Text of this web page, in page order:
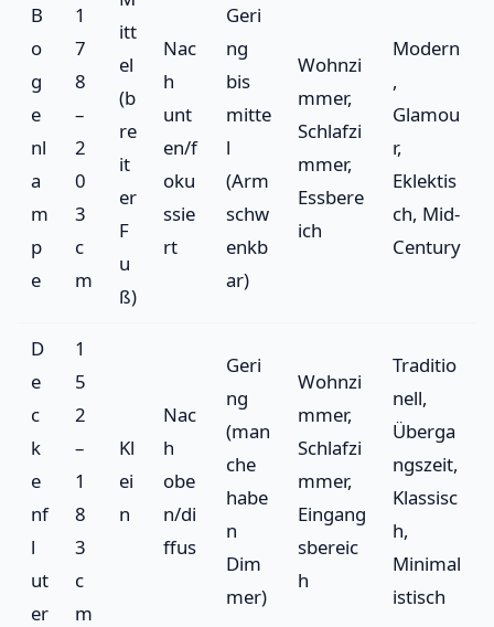
B
o
g
e
nl
a
m
p
e
1
7
8
–
2
0
3
c
m
itt
el
(b
re
it
er
F
u
ß)
Nac
h
unt
en/f
oku
ssie
rt
Geri
ng
bis
mitte
l
(Arm
schw
enkb
ar)
Wohnzi
mmer,
Schlafzi
mmer,
Essbere
ich
Modern
,
Glamou
r,
Eklektis
ch, Mid-
Century
D
e
c
k
e
nf
l
ut
er
1
5
2
–
1
8
3
c
m
Kl
ei
n
Nac
h
obe
n/di
ffus
Geri
ng
(man
che
habe
n
Dim
mer)
Wohnzi
mmer,
Schlafzi
mmer,
Eingang
sbereic
h
Traditio
nell,
Überga
ngszeit,
Klassisc
h,
Minimal
istisch